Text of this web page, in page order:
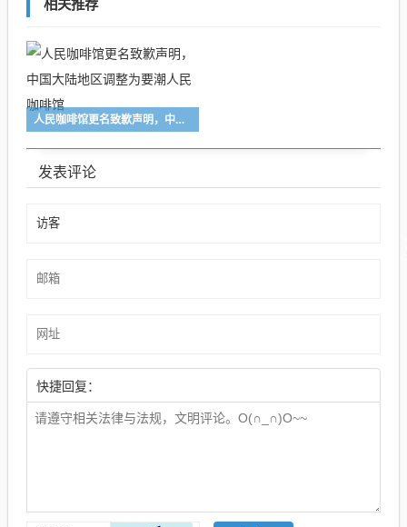
相关推荐
人民咖啡馆更名致歉声明，中国大陆地区调整为要潮人民咖啡馆
发表评论
快捷回复：